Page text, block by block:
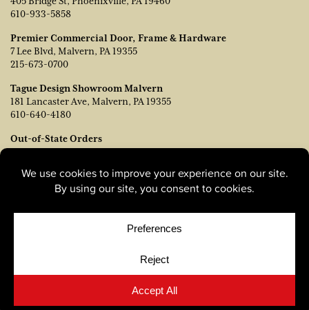
610-933-5858
Premier Commercial Door, Frame & Hardware
7 Lee Blvd, Malvern, PA 19355
215-673-0700
Tague Design Showroom Malvern
181 Lancaster Ave, Malvern, PA 19355
610-640-4180
Out-of-State Orders
Póngase en contacto con TJ Vanleer, Vicepresidente de Ventas:
215-778-6463
© Copyright 2026, Tague Lumber. |
Yellow House Design